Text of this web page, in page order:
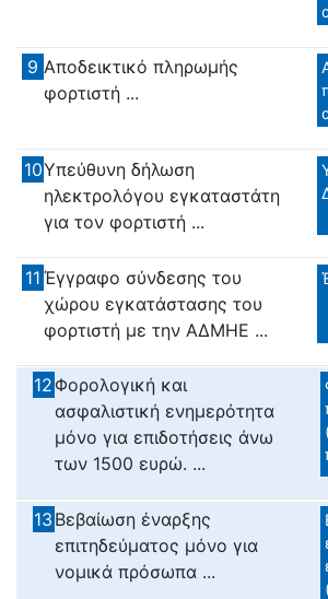
9 Αποδεικτικό πληρωμής
φορτιστή ...
10Υπεύθυνη δήλωση
ηλεκτρολόγου εγκαταστάτη
για τον φορτιστή ...
11 Έγγραφο σύνδεσης του
χώρου εγκατάστασης του
φορτιστή με την ΑΔΜΗΕ ...
12Φορολογική και
ασφαλιστική ενημερότητα
μόνο για επιδοτήσεις άνω
των 1500 ευρώ. ...
13 Βεβαίωση έναρξης
επιτηδεύματος μόνο για
νομικά πρόσωπα ...